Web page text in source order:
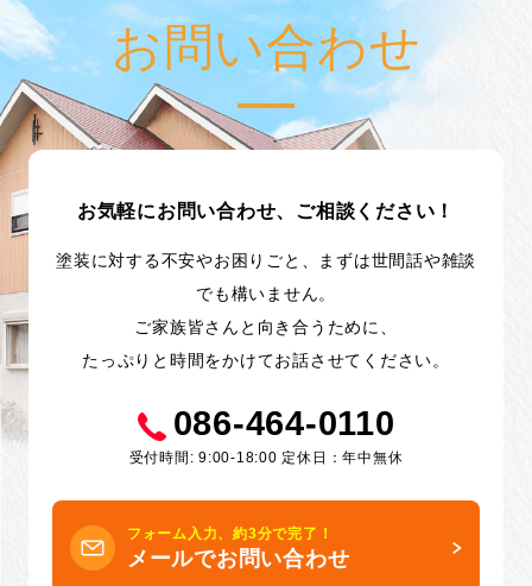
お問い合わせ
お気軽にお問い合わせ、ご相談ください！
塗装に対する不安やお困りごと、まずは世間話や雑談
でも構いません。
ご家族皆さんと向き合うために、
たっぷりと時間をかけてお話させてください。
086-464-0110
受付時間: 9:00-18:00 定休日：年中無休
フォーム入力、約3分で完了！
メールでお問い合わせ